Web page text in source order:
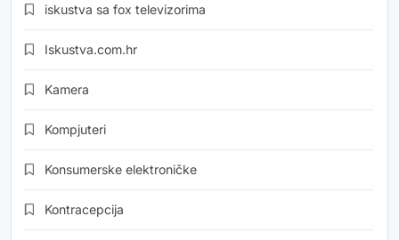
iskustva sa fox televizorima
Iskustva.com.hr
Kamera
Kompjuteri
Konsumerske elektroničke
Kontracepcija